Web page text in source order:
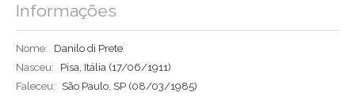
Informações
Nome:
Danilo di Prete
Nasceu:
Pisa, Itália (17/06/1911)
Faleceu:
São Paulo, SP (08/03/1985)